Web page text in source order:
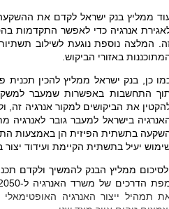
ממליץ בנק ישראל לקדם את
אנרגיה כדי לאפשר התקדמות
המלצה נוספת נוגעת לשילוב
באזורי הביקוש.
כן, בנק ישראל ממליץ להכין
התחשבות באפשרות שמעבר למשק
את הביקושים למקור אנרגיה
בישראל למעבר גובר לאנרגיה
בתשתית הפיזית הן באמצעות
יעיל בתשתית הקיימת ועידוד יצור
לסיכום ממליץ הבנק להמשיך ולקדם
תמהיל ייצור האנרגיה